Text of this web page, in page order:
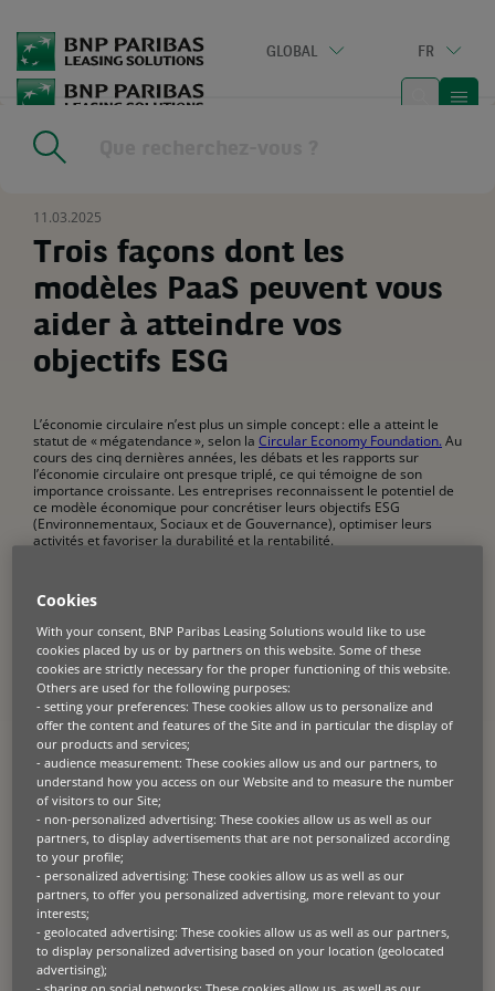
to
main
content
GLOBAL FR
Home
peuvent vous aider à atteindre vos objectifs ESG
11.03.2025
Trois façons dont les
modèles PaaS peuvent vous
aider à atteindre vos
objectifs ESG
L’économie circulaire n’est plus un simple concept : elle a atteint le
statut de « mégatendance », selon la Circular Economy Foundation. Au
cours des cinq dernières années, les débats et les rapports sur
l’économie circulaire ont presque triplé, ce qui témoigne de son
importance croissante. Les entreprises reconnaissent le potentiel de
ce modèle économique pour concrétiser leurs objectifs ESG
(Environnementaux, Sociaux et de Gouvernance), optimiser leurs
activités et favoriser la durabilité et la rentabilité.
Les modèles financiers de produit en tant que service (PaaS)
constituent un moyen innovant pour les organisations d’adopter la
circularité. Ces modèles offrent une approche rationalisée et durable
de la gestion des actifs, de la réduction des déchets et de
l’optimisation de l’efficacité des ressources. Voici un examen plus
approfondi du fonctionnement du PaaS et de la manière dont il peut
vous aider à atteindre vos objectifs ESG.
Qu’est-ce que le produit en tant que
service (PaaS) ?
Dans les modèles PaaS, le client paie pour les résultats ou les
services fournis par un produit plutôt que de posséder le produit lui-
même. Au lieu d’effectuer un achat initial important, les entreprises
paient un abonnement, tandis que le fournisseur reste propriétaire
du produit tout au long de son cycle de vie.
Ces contrats, souvent structurés comme des contrats de location-
exploitation, comprennent généralement des services à valeur
ajoutée tels que l’approvisionnement, la maintenance et la gestion de
fin de vie. À la fin du contrat, le bien est renvoyé au fournisseur, où il
Cookies
With your consent, BNP Paribas Leasing Solutions would like to use
cookies placed by us or by partners on this website. Some of these
cookies are strictly necessary for the proper functioning of this website.
Others are used for the following purposes:
- setting your preferences: These cookies allow us to personalize and
offer the content and features of the Site and in particular the display of
our products and services;
- audience measurement: These cookies allow us and our partners, to
understand how you access on our Website and to measure the number
of visitors to our Site;
- non-personalized advertising: These cookies allow us as well as our
partners, to display advertisements that are not personalized according
to your profile;
- personalized advertising: These cookies allow us as well as our
partners, to offer you personalized advertising, more relevant to your
interests;
- geolocated advertising: These cookies allow us as well as our partners,
to display personalized advertising based on your location (geolocated
advertising);